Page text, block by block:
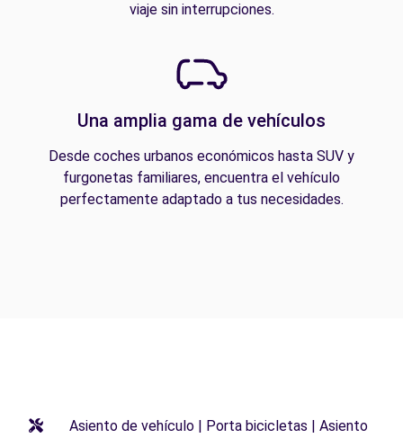
viaje sin interrupciones.
Una amplia gama de vehículos
Desde coches urbanos económicos hasta SUV y
furgonetas familiares, encuentra el vehículo
perfectamente adaptado a tus necesidades.
Asiento de vehículo | Porta bicicletas | Asiento